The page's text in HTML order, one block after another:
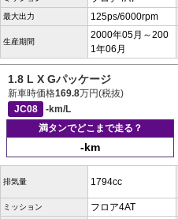
最大出力 125ps/6000rpm
生産期間
2000年05月～200
1年06月
1.8 L X Gパッケージ
新車時価格169.8万円(税抜)
JC08
-km/L
満タンでどこまで走る？
-km
排気量 1794cc
ミッション フロア4AT